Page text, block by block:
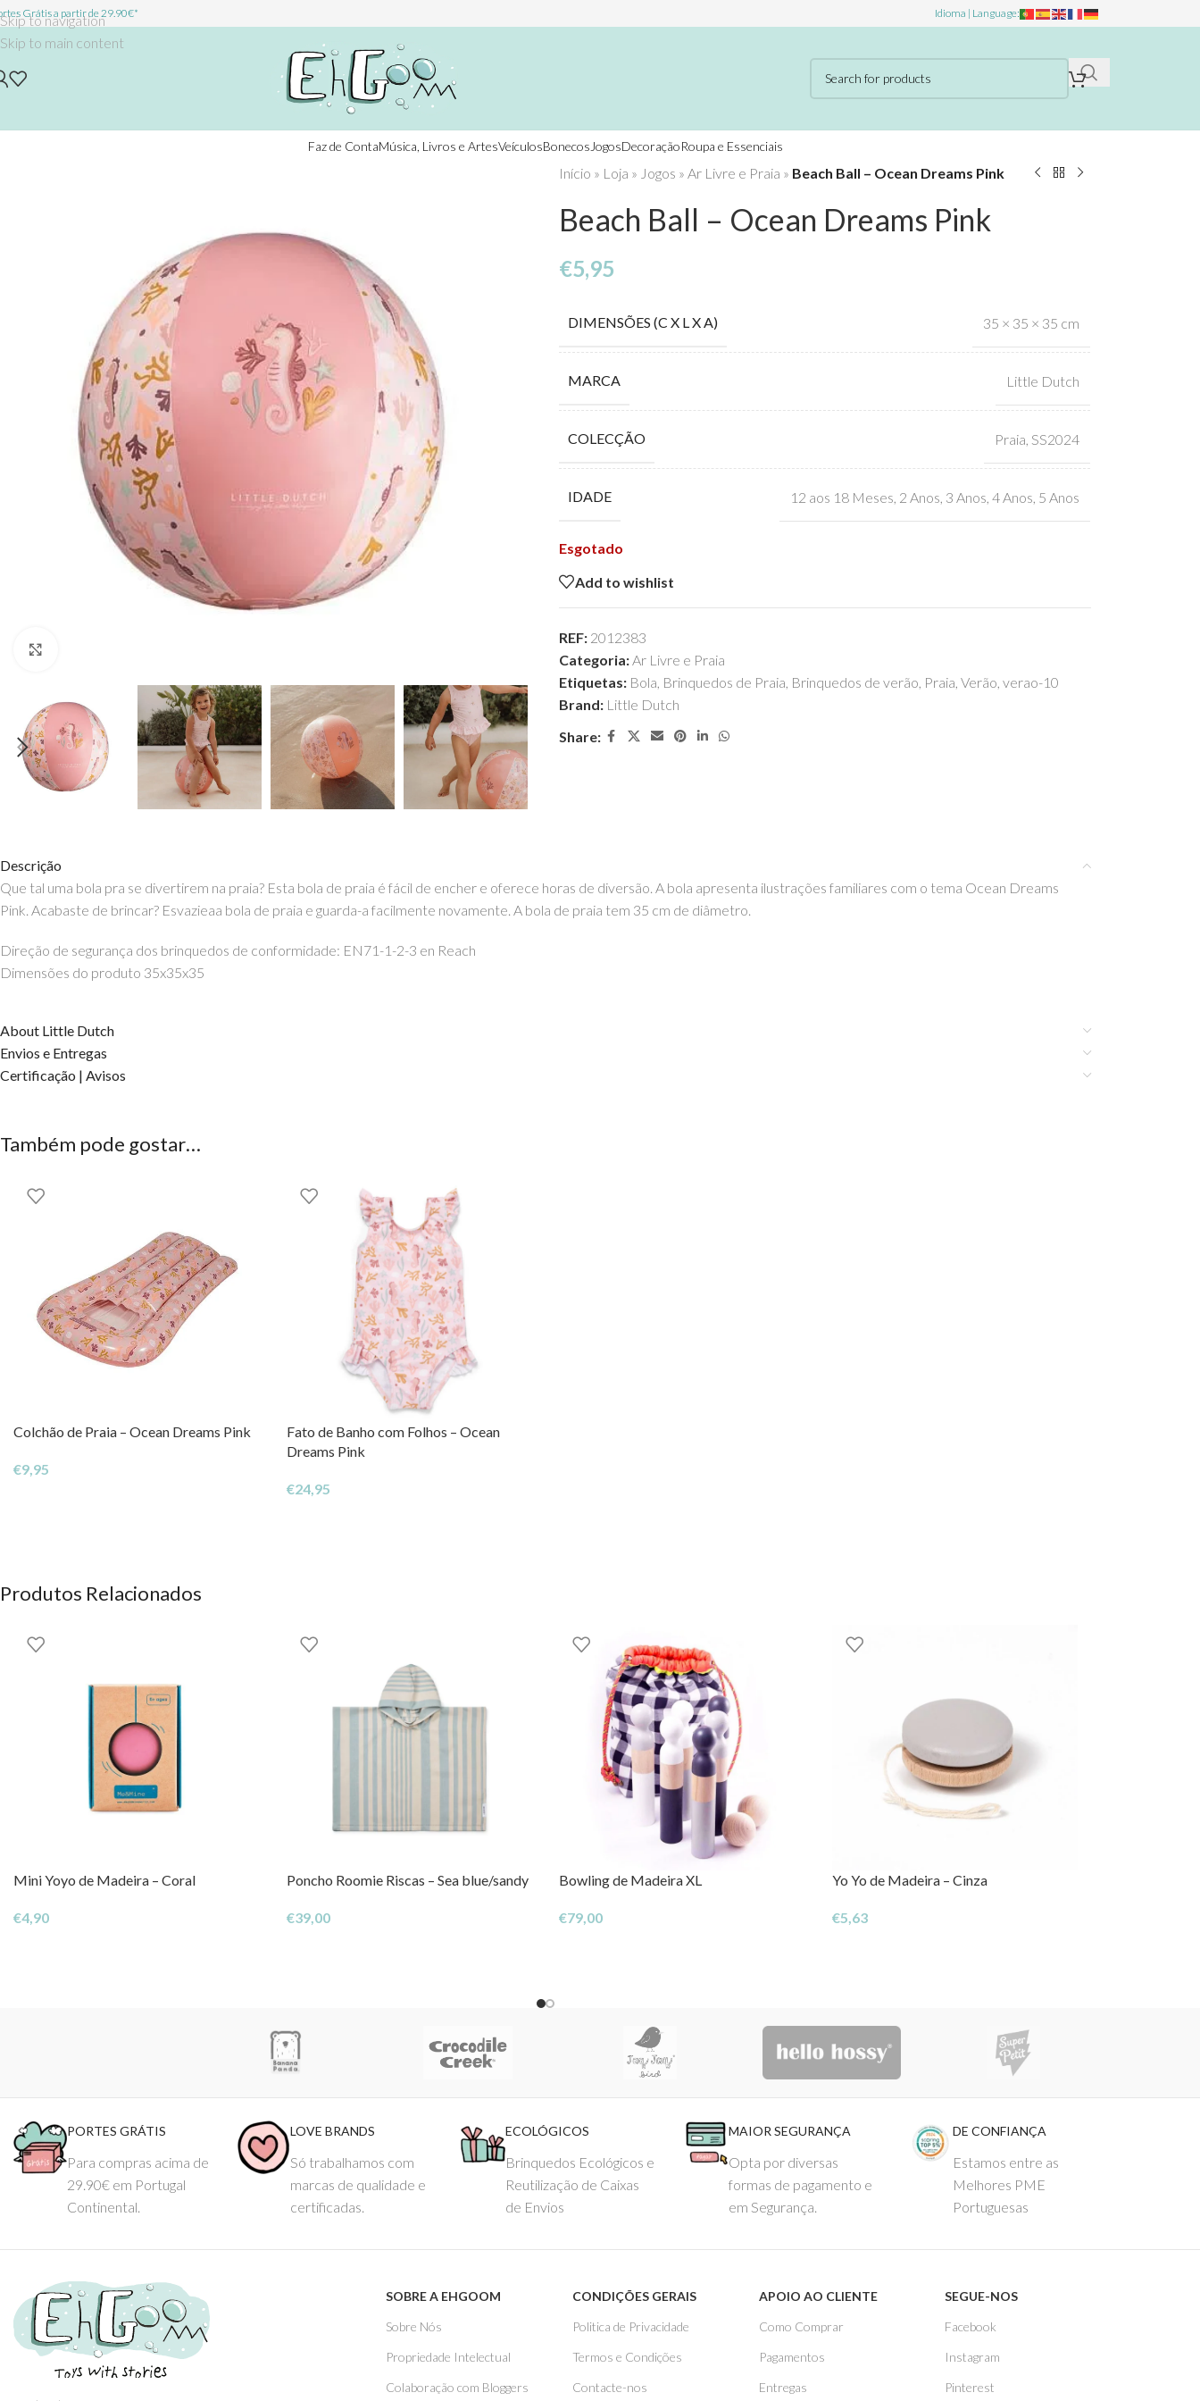
Skip to navigation
Skip to main content
Grátis a partir de 29.90€* Idioma | Language:
Faz de ContaMúsica, Livros e ArtesVeículosBonecos JogosDecoraçãoRoupa e Essenciais
Início » Loja » Jogos » Ar Livre e Praia » Beach Ball – Ocean Dreams Pink
Beach Ball – Ocean Dreams Pink
€5,95
DIMENSÕES (C X L X A) 35 × 35 × 35 cm
MARCA Little Dutch
COLECÇÃO Praia SS2024
IDADE 12 aos 18 Meses 2 Anos 3 Anos 4 Anos 5 Anos
Esgotado
Add to wishlist
REF: 2012383
Categoria:Ar Livre e Praia
Etiquetas: Bola, Brinquedos de Praia, Brinquedos de verão, Praia, Verão, verao-10
Brand: Little Dutch
Share:
Descrição
Que tal uma bola pra se divertirem na praia? Esta bola de praia é fácil de encher e oferece horas de diversão. A bola apresenta ilustrações familiares com o tema Ocean Dreams
Pink. Acabaste de brincar? Esvazieaa bola de praia e guarda-a facilmente novamente. A bola de praia tem 35 cm de diâmetro.
Direção de segurança dos brinquedos de conformidade: EN71-1-2-3 en Reach
Dimensões do produto 35x35x35
About Little Dutch
Envios e Entregas
Certificação | Avisos
Também pode gostar…
Colchão de Praia – Ocean Dreams Pink
€9,95
Fato de Banho com Folhos – Ocean
Dreams Pink
€24,95
Produtos Relacionados
Mini Yoyo de Madeira – Coral
€4,90
Poncho Roomie Riscas – Sea blue/sandy
€39,00
Bowling de Madeira XL
€79,00
Yo Yo de Madeira – Cinza
€5,63
PORTES GRÁTIS
Para compras acima de
29.90€ em Portugal
Continental.
LOVE BRANDS
Só trabalhamos com
marcas de qualidade e
certificadas.
ECOLÓGICOS
Brinquedos Ecológicos e
Reutilização de Caixas
de Envios
MAIOR SEGURANÇA
Opta por diversas
formas de pagamento e
em Segurança.
DE CONFIANÇA
Estamos entre as
Melhores PME
Portuguesas
SOBRE A EHGOOM
Sobre Nós
Propriedade Intelectual
Colaboração com Bloggers
CONDIÇÕES GERAIS
Politica de Privacidade
Termos e Condições
Contacte-nos
APOIO AO CLIENTE
Como Comprar
Pagamentos
Entregas
SEGUE-NOS
Facebook
Instagram
Pinterest